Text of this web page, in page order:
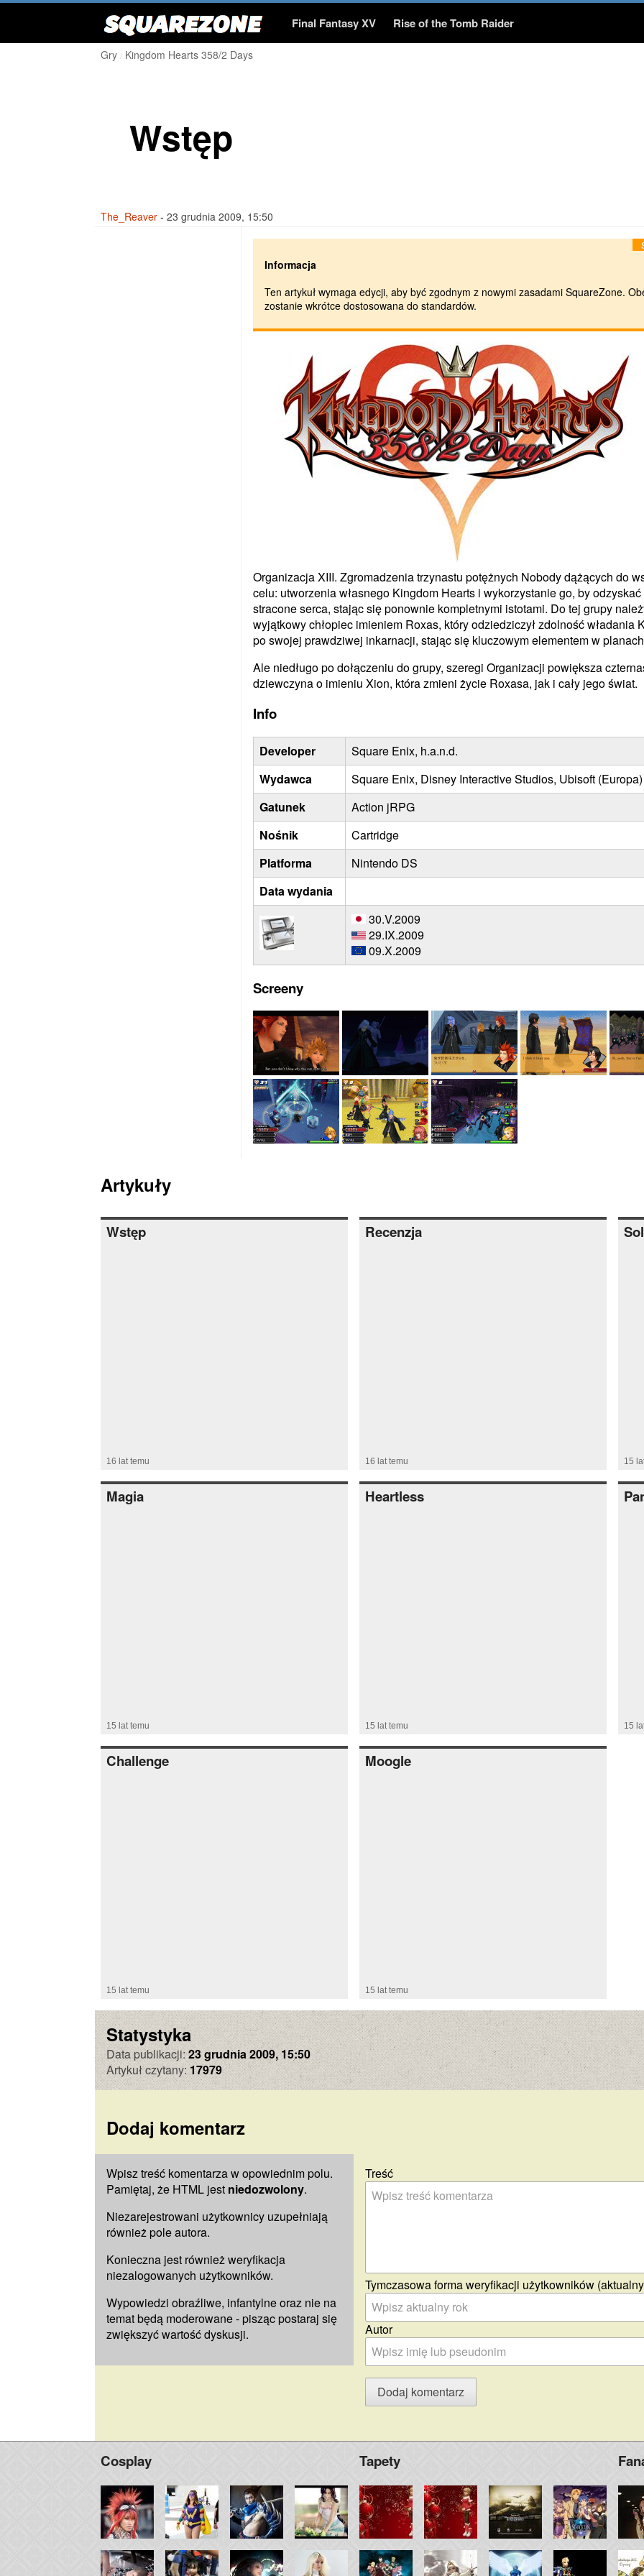
Squarezone Final Fantasy XV Rise of the Tomb Raider
Galerie
Gry Kingdom Hearts 358/2 Days
Wstęp
The_Reaver - 23 grudnia 2009, 15:50
Informacja
Ten artykuł wymaga edycji, aby być zgodnym z nowymi zasadami SquareZone.
zostanie wkrótce dostosowana do standardów.
Organizacja XIII. Zgromadzenia trzynastu potężnych Nobody dążących do
celu: utworzenia własnego Kingdom Hearts i wykorzystanie go, by odzyskać
stracone serca, stając się ponownie kompletnymi istotami. Do tej grupy
wyjątkowy chłopiec imieniem Roxas, który odziedziczył zdolność władania
po swojej prawdziwej inkarnacji, stając się kluczowym elementem w
Ale niedługo po dołączeniu do grupy, szeregi Organizacji powiększa
dziewczyna o imieniu Xion, która zmieni życie Roxasa, jak i cały jego świat.
Info
Developer
Square Enix, h.a.n.d.
Wydawca
Square Enix, Disney Interactive Studios, Ubisoft (Europa)
Gatunek
Action jRPG
Nośnik
Cartridge
Platforma
Nintendo DS
Data wydania
30.V.2009
29.IX.2009
09.X.2009
Screeny
Artykuły
Wstęp
16 lat temu
Recenzja
16 lat temu 15
Magia
15 lat temu
Heartless
15 lat temu 15
Challenge
15 lat temu
Moogle
15 lat temu
Statystyka
Data publikacji:23 grudnia 2009, 15:50
Artykuł czytany:17979
Dodaj komentarz
Wpisz treść komentarza w opowiednim polu.
Pamiętaj, że HTML jest niedozwolony.
Niezarejestrowani użytkownicy uzupełniają
również poleautora.
Konieczna jest również weryfikacja
niezalogowanych użytkowników.
Wypowiedzi obraźliwe, infantylne oraz nie na
temat będą moderowane - pisząc postaraj się
zwiększyć wartość dyskusji.
Treść
Tymczasowa forma weryfikacji użytkowników
Autor
Cosplay Tapety